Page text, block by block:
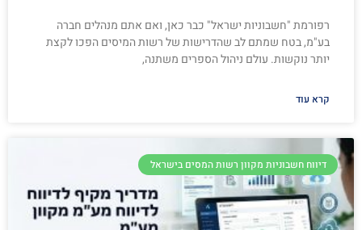
רפורמת "חשבוניות ישראל" כבר כאן, ואם אתם מנהלים חברה
בע"מ, בטח שמתם לב שהדרישות של רשות המיסים הפכו לקצת
יותר נוקשות. עולם ניהול הספרים משתנה,
קרא עוד
דיווח חשבוניות מקוון רשות המסים בישראל